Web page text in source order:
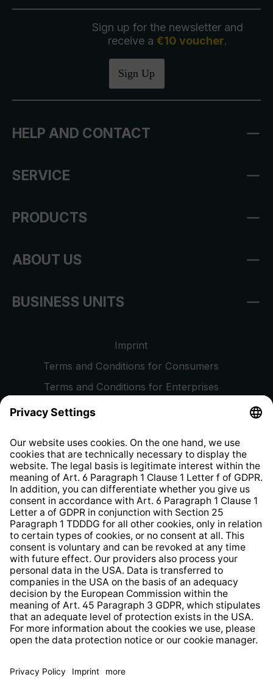
Sign up for the newsletter and
receive a €10 voucher.
Sign Up
HELP AND CONTACT
SERVICE
PRODUCTS
ABOUT US
BUSINESS UNITS
Imprint
Terms and Conditions for Consumers
Terms and Conditions for Enterprises
Privacy Policy
Whistleblower Protection System
Web Accessibility
delivery charges, if not stated otherwise.